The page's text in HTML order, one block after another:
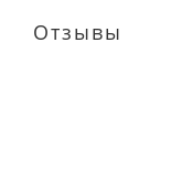
Отзывы